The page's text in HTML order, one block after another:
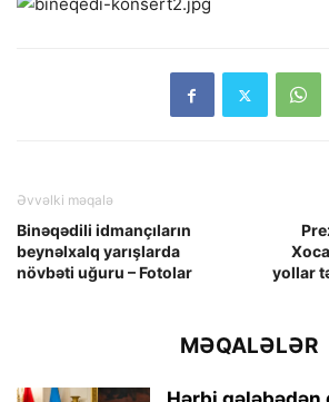
Əvvəlki məqalə
Binəqədili idmançıların
beynəlxalq yarışlarda
növbəti uğuru – Fotolar
yollar
MƏQALƏLƏR